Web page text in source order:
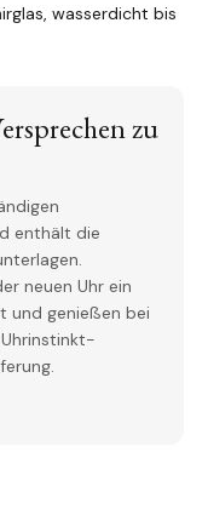
wasserdicht bis
zu
enthält die
neuen Uhr ein
und genießen bei